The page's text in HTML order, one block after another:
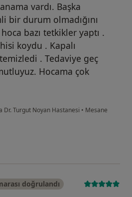
vardı. Başka
bir durum olmadığını
bazı tetkikler yaptı .
koydu . Kapalı
. Tedaviye geç
Hocama çok
Dr. Turgut Noyan Hastanesi • Mesane
doğrulandı